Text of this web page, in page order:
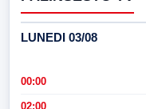
LUNEDI 03/08
00:00
02:00